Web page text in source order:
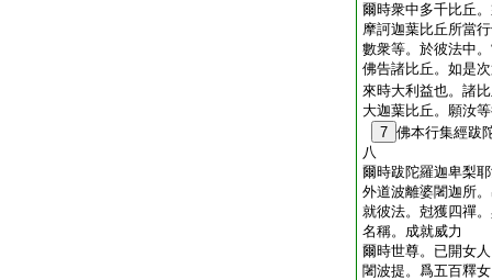
爾時衆中多千比丘
摩訶迦葉比丘所當
數衆等。於彼法中
佛告諸比丘。如是
來時大利益也。諸
大迦葉比丘。願汝
7 佛本行集經跋
八
爾時跋陀羅迦卑梨
外道波離婆闍迦所
就彼法。尅獲四禪
名稱。成就威力
爾時世尊。已開女
闍波提。爲五百釋